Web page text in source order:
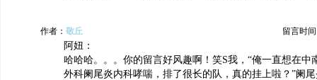
作者： 敬丘 留言时间
阿妞：
哈哈哈。。。你的留言好风趣啊！笑S我，“俺一直想在中
外科阑尾炎内科哮喘，排了很长的队，真的挂上啦？”阑